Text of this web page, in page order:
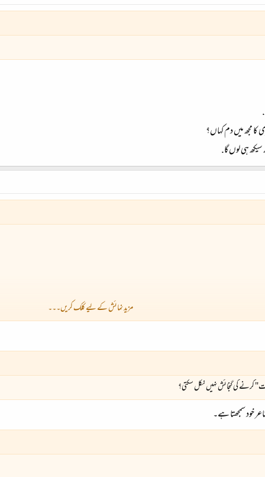
مجھ میں دم کہاں؟
سیکھ ہی لوں گا.
مزید نمائش کے لیے کلک کریں۔۔۔
کی گنجائش نہیں نکل سکتی؟
خود سمجھتا ہے۔